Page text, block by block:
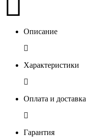
Описание
Характеристики
Оплата и доставка
Гарантия